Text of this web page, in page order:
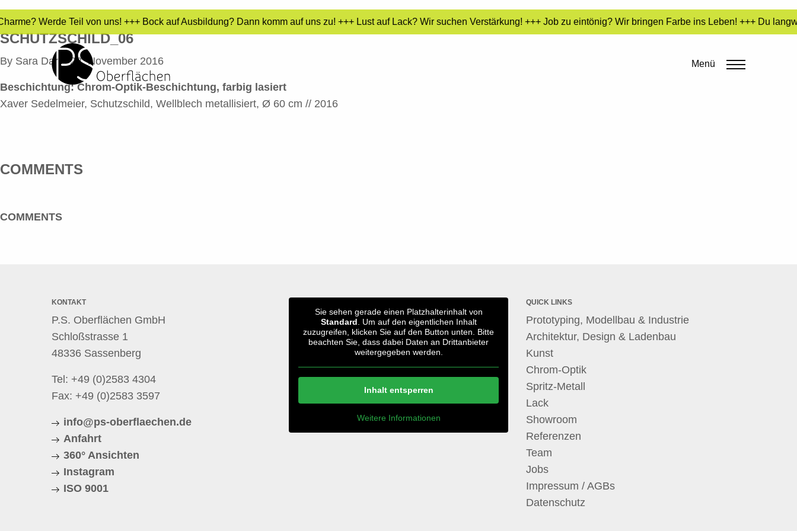
Werde Teil von uns! +++ Bock auf Ausbildung? Dann komm auf uns zu! +++ Lust auf Lack? Wir suchen Verstärkung! +++ Job zu eintönig? Wir bringen Farbe ins Leben! +++ Du
Menü
SCHUTZSCHILD_06
By Sara Dari•22. November 2016
Beschichtung: Chrom-Optik-Beschichtung, farbig lasiert
Xaver Sedelmeier, Schutzschild, Wellblech metallisiert, Ø 60 cm // 2016
COMMENTS
COMMENTS
KONTAKT
P.S. Oberflächen GmbH
Schloßstrasse 1
48336 Sassenberg
Tel: +49 (0)2583 4304
Fax: +49 (0)2583 3597
info@ps-oberflaechen.de
Anfahrt
360° Ansichten
Instagram
ISO 9001
Sie sehen gerade einen Platzhalterinhalt von
Standard . Um auf den eigentlichen Inhalt
zuzugreifen, klicken Sie auf den Button unten. Bitte
beachten Sie, dass dabei Daten an Drittanbieter
weitergegeben werden.
Inhalt entsperren
Weitere Informationen
QUICK LINKS
Prototyping, Modellbau & Industrie
Architektur, Design & Ladenbau
Kunst
Chrom-Optik
Spritz-Metall
Lack
Showroom
Referenzen
Team
Jobs
Impressum / AGBs
Datenschutz